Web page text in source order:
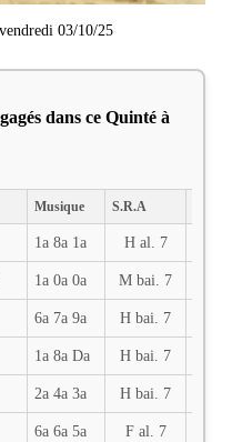
03/10/25
dans ce Quinté à
Musique S.R.A
1a 8a 1a H al. 7
1a 0a 0a M bai. 7
6a 7a 9a H bai. 7
1a 8a Da H bai. 7
2a 4a 3a H bai. 7
6a 6a 5a F al. 7